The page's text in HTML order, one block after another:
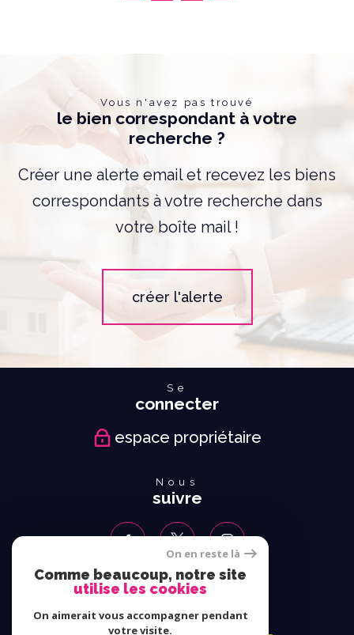
Vous n'avez pas trouvé
le bien correspondant à votre
recherche ?
Créer une alerte email et recevez les biens
correspondants à votre recherche dans
votre boîte mail !
créer l'alerte
Se
connecter
espace propriétaire
Nous
suivre
Nous
On en reste là
Comme beaucoup, notre site
utilise les cookies
On aimerait vous accompagner pendant
votre visite.